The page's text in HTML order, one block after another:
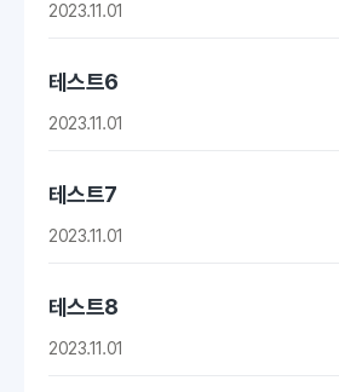
2023.11.01
테스트6
2023.11.01
테스트7
2023.11.01
테스트8
2023.11.01